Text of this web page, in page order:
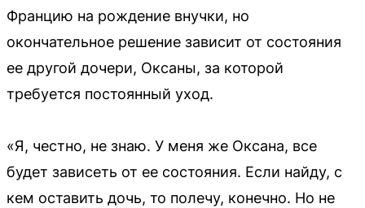
Францию на рождение внучки, но
окончательное решение зависит от состояния
ее другой дочери, Оксаны, за которой
требуется постоянный уход.
«Я, честно, не знаю. У меня же Оксана, все
будет зависеть от ее состояния. Если найду, с
кем оставить дочь, то полечу, конечно. Но не